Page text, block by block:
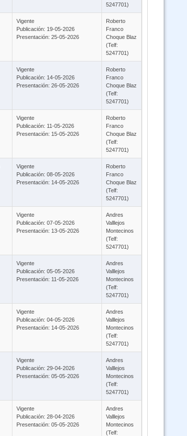
5247701)
Vigente
Publicación: 19-05-2026
Presentación: 25-05-2026
Roberto
Franco
Choque Blaz
(Telf:
5247701)
Vigente
Publicación: 14-05-2026
Presentación: 26-05-2026
Roberto
Franco
Choque Blaz
(Telf:
5247701)
Vigente
Publicación: 11-05-2026
Presentación: 15-05-2026
Roberto
Franco
Choque Blaz
(Telf:
5247701)
Vigente
Publicación: 08-05-2026
Presentación: 14-05-2026
Roberto
Franco
Choque Blaz
(Telf:
5247701)
Vigente
Publicación: 07-05-2026
Presentación: 13-05-2026
Andres
Valllejos
Montecinos
(Telf:
5247701)
Vigente
Publicación: 05-05-2026
Presentación: 11-05-2026
Andres
Valllejos
Montecinos
(Telf:
5247701)
Vigente
Publicación: 04-05-2026
Presentación: 14-05-2026
Andres
Valllejos
Montecinos
(Telf:
5247701)
Vigente
Publicación: 29-04-2026
Presentación: 05-05-2026
Andres
Valllejos
Montecinos
(Telf:
5247701)
Vigente
Publicación: 28-04-2026
Presentación: 05-05-2026
Andres
Valllejos
Montecinos
(Telf: